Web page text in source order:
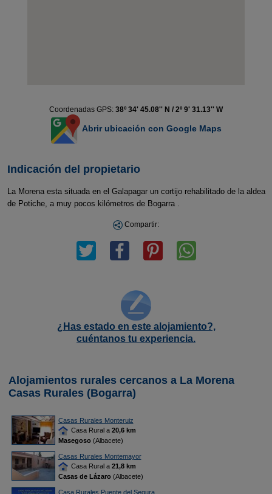
Coordenadas GPS: 38º 34' 45.08'' N / 2º 9' 31.13'' W
Abrir ubicación con Google Maps
Indicación del propietario
La Morena esta situada en el Galapagar un cortijo rehabilitado de la aldea
de Potiche, a muy pocos kilómetros de Bogarra .
Compartir:
¿Has estado en este alojamiento?,
cuéntanos tu experiencia.
Alojamientos rurales cercanos a La Morena
Casas Rurales (Bogarra)
Casas Rurales Monteruiz
Casa Rural a 20,6 km
Masegoso(Albacete)
Casas Rurales Montemayor
Casa Rural a 21,8 km
Casas de Lázaro(Albacete)
Casa Rurales Puente del Segura